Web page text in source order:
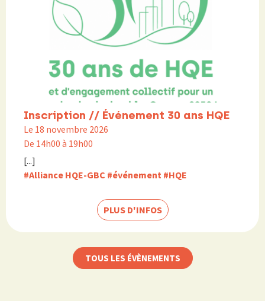
Inscription // Événement 30 ans HQE
Le 18 novembre 2026
De 14h00 à 19h00
[...]
#Alliance HQE-GBC #événement #HQE
PLUS D'INFOS
TOUS LES ÉVÈNEMENTS